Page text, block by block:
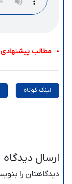
مطالب
لینک کوتاه
ارسال دیدگاه
دیدگاهتان را